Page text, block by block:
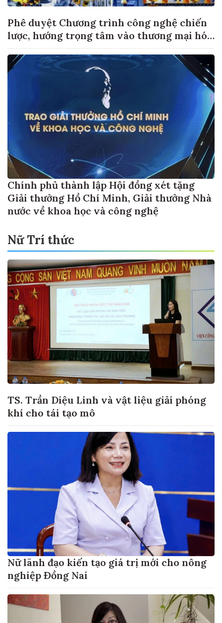
Phê duyệt Chương trình công nghệ chiến
lược, hướng trọng tâm vào thương mại hóa
Chính phủ thành lập Hội đồng xét tặng
Giải thưởng Hồ Chí Minh, Giải thưởng Nhà
nước về khoa học và công nghệ
Nữ Trí thức
TS. Trần Diệu Linh và vật liệu giải phóng
khí cho tái tạo mô
Nữ lãnh đạo kiến tạo giá trị mới cho nông
nghiệp Đồng Nai